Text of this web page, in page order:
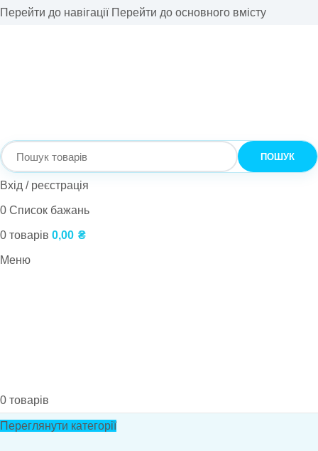
Перейти до навігації Перейти до основного вмісту
ПОШУК
Вхід / реєстрація
0 Список бажань
0 товарів 0,00 ₴
Меню
0 товарів
Переглянути категорії